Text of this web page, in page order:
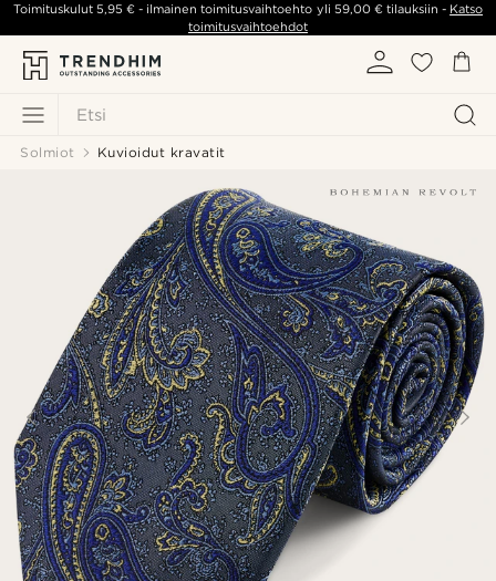
Etsi
Toimituskulut5,95 € - ilmainen toimitusvaihtoehto yli 59,00 €tilauksiin - Katso
toimitusvaihtoehdot
Solmiot Kuvioidut kravatit